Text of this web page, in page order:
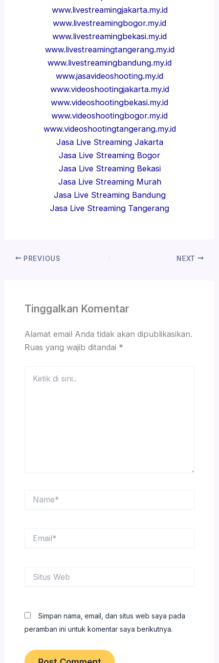
www.livestreamingjakarta.my.id
www.livestreamingbogor.my.id
www.livestreamingbekasi.my.id
www.livestreamingtangerang.my.id
www.livestreamingbandung.my.id
www.jasavideoshooting.my.id
www.videoshootingjakarta.my.id
www.videoshootingbekasi.my.id
www.videoshootingbogor.my.id
www.videoshootingtangerang.my.id
Jasa Live Streaming Jakarta
Jasa Live Streaming Bogor
Jasa Live Streaming Bekasi
Jasa Live Streaming Murah
Jasa Live Streaming Bandung
Jasa Live Streaming Tangerang
PREVIOUS NEXT
Tinggalkan Komentar
Alamat email Anda tidak akan dipublikasikan.
Ruas yang wajib ditandai *
Web
Simpan nama, email, dan situs web saya pada
peramban ini untuk komentar saya berikutnya.